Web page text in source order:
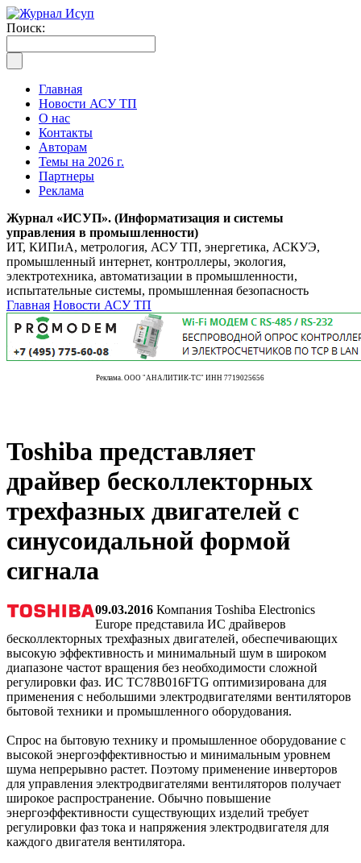
Поиск:
Главная
Новости АСУ ТП
О нас
Контакты
Авторам
Темы на 2026 г.
Партнеры
Реклама
Журнал «ИСУП». (Информатизация и системы
управления в промышленности)
ИТ, КИПиА, метрология, АСУ ТП, энергетика, АСКУЭ,
промышленный интернет, контроллеры, экология,
электротехника, автоматизации в промышленности,
испытательные системы, промышленная безопасность
Главная Новости АСУ ТП
Реклама. ООО "АНАЛИТИК-ТС" ИНН 7719025656
Toshiba представляет
драйвер бесколлекторных
трехфазных двигателей с
синусоидальной формой
сигнала
09.03.2016 Компания Toshiba Electronics
Europe представила ИС драйверов
бесколлекторных трехфазных двигателей, обеспечивающих
высокую эффективность и минимальный шум в широком
диапазоне частот вращения без необходимости сложной
регулировки фаз. ИС TC78B016FTG оптимизирована для
применения с небольшими электродвигателями вентиляторов
бытовой техники и промышленного оборудования.
Спрос на бытовую технику и промышленное оборудование с
высокой энергоэффективностью и минимальным уровнем
шума непрерывно растет. Поэтому применение инверторов
для управления электродвигателями вентиляторов получает
широкое распространение. Обычно повышение
энергоэффективности существующих изделий требует
регулировки фаз тока и напряжения электродвигателя для
каждого двигателя вентилятора.